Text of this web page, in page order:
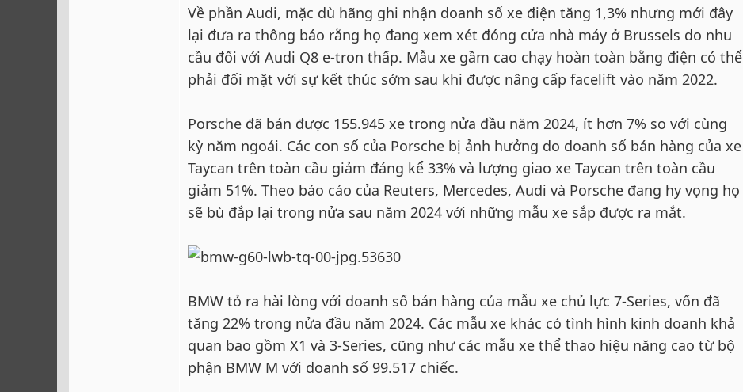
Về phần Audi, mặc dù hãng ghi nhận doanh số xe điện tăng 1,3% nhưng mới đây
lại đưa ra thông báo rằng họ đang xem xét đóng cửa nhà máy ở Brussels do nhu
cầu đối với Audi Q8 e-tron thấp. Mẫu xe gầm cao chạy hoàn toàn bằng điện có thể
phải đối mặt với sự kết thúc sớm sau khi được nâng cấp facelift vào năm 2022.
Porsche đã bán được 155.945 xe trong nửa đầu năm 2024, ít hơn 7% so với cùng
kỳ năm ngoái. Các con số của Porsche bị ảnh hưởng do doanh số bán hàng của xe
Taycan trên toàn cầu giảm đáng kể 33% và lượng giao xe Taycan trên toàn cầu
giảm 51%. Theo báo cáo của Reuters, Mercedes, Audi và Porsche đang hy vọng họ
sẽ bù đắp lại trong nửa sau năm 2024 với những mẫu xe sắp được ra mắt.
BMW tỏ ra hài lòng với doanh số bán hàng của mẫu xe chủ lực 7-Series, vốn đã
tăng 22% trong nửa đầu năm 2024. Các mẫu xe khác có tình hình kinh doanh khả
quan bao gồm X1 và 3-Series, cũng như các mẫu xe thể thao hiệu năng cao từ bộ
phận BMW M với doanh số 99.517 chiếc.